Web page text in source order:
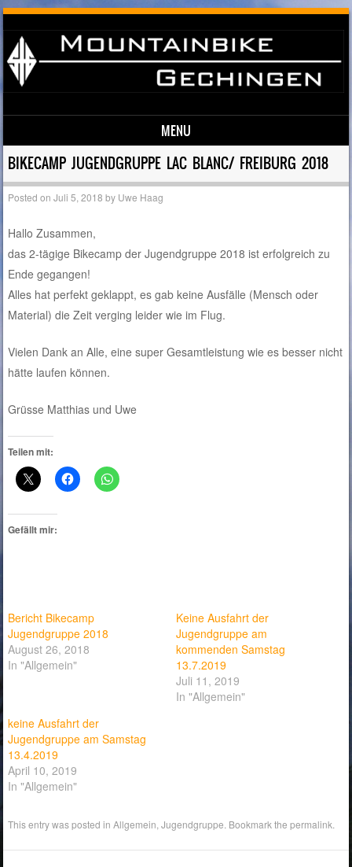
MENU
Skip to content
BIKECAMP JUGENDGRUPPE LAC BLANC/ FREIBURG 2018
Posted onJuli 5, 2018 by Uwe Haag
Hallo Zusammen,
das 2-tägige Bikecamp der Jugendgruppe 2018 ist erfolgreich zu
Ende gegangen!
Alles hat perfekt geklappt, es gab keine Ausfälle (Mensch oder
Material) die Zeit verging leider wie im Flug.
Vielen Dank an Alle, eine super Gesamtleistung wie es besser nicht
hätte laufen können.
Grüsse Matthias und Uwe
Teilen mit:
Gefällt mir:
Bericht Bikecamp
Jugendgruppe 2018
August 26, 2018
In "Allgemein"
Keine Ausfahrt der
Jugendgruppe am
kommenden Samstag
13.7.2019
Juli 11, 2019
In "Allgemein"
keine Ausfahrt der
Jugendgruppe am Samstag
13.4.2019
April 10, 2019
In "Allgemein"
This entry was posted inAllgemein ,Jugendgruppe . Bookmark thepermalink